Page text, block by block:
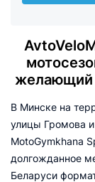
желающий
В Минске на
улицы Громова
MotoGymkhana
долгожданное
Беларуси